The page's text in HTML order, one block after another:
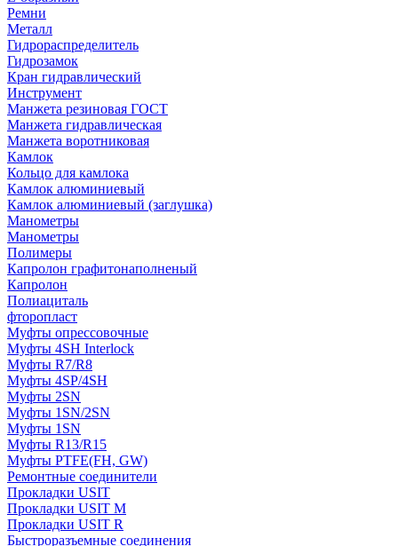
Ремни
Металл
Гидрораспределитель
Гидрозамок
Кран гидравлический
Инструмент
Манжета резиновая ГОСТ
Манжета гидравлическая
Манжета воротниковая
Камлок
Кольцо для камлока
Камлок алюминиевый
Камлок алюминиевый (заглушка)
Манометры
Манометры
Полимеры
Капролон графитонаполненый
Капролон
Полиациталь
фторопласт
Муфты опрессовочные
Муфты 4SH Interlock
Муфты R7/R8
Муфты 4SP/4SH
Муфты 2SN
Муфты 1SN/2SN
Муфты 1SN
Муфты R13/R15
Муфты PTFE(FH, GW)
Ремонтные соединители
Прокладки USIT
Прокладки USIT M
Прокладки USIT R
Быстроразъемные соединения